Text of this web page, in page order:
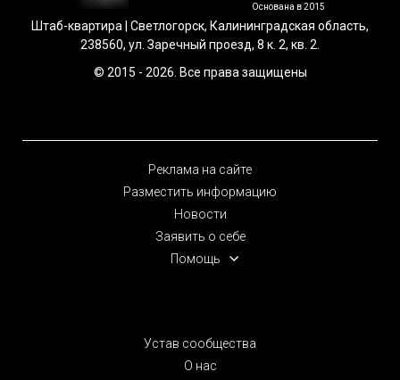
Основана в 2015
Штаб-квартира | Светлогорск, Калининградская область,
238560, ул. Заречный проезд, 8 к. 2, кв. 2.
© 2015 - 2026. Все права защищены
Реклама на сайте
Разместить информацию
Новости
Заявить о себе
Помощь
Устав сообщества
О нас